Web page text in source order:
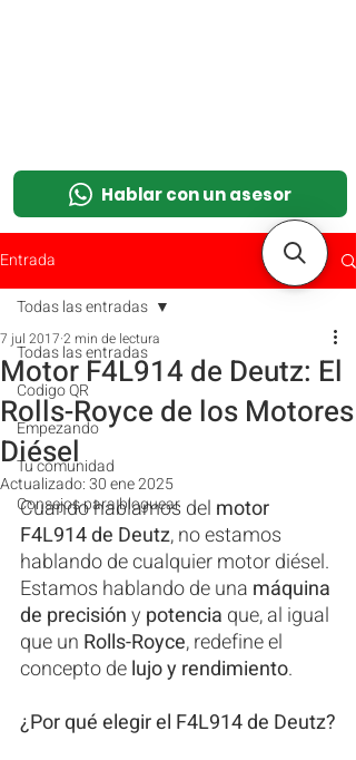
Hablar con un asesor
Entrada
Todas las entradas
Codigo QR
Empezando
Tu comunidad
Consejos para bloguear
Todas las entradas
Motor F4L914 de Deutz: El
Rolls-Royce de los Motores
Diésel
7 jul 2017 2 min de lectura
Actualizado:30 ene 2025
Cuando hablamos del motor
F4L914 de Deutz, no estamos
hablando de cualquier motor diésel.
Estamos hablando de una máquina
de precisión y potencia que, al igual
que un Rolls-Royce, redefine el
concepto de lujo y rendimiento.
¿Por qué elegir el F4L914 de Deutz?